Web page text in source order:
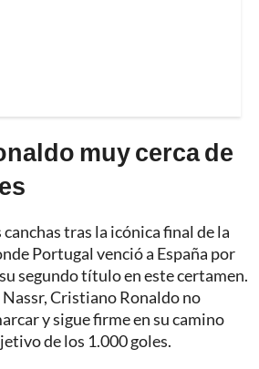
muy cerca de
canchas tras la icónica final de la
Portugal venció a España por
segundo título en este certamen.
Nassr, Cristiano Ronaldo no
y sigue firme en su camino
de los 1.000 goles.